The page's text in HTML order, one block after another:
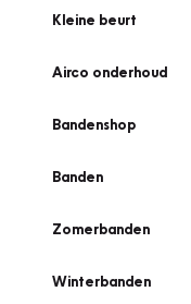
Kleine beurt
Airco onderhoud
Bandenshop
Banden
Zomerbanden
Winterbanden